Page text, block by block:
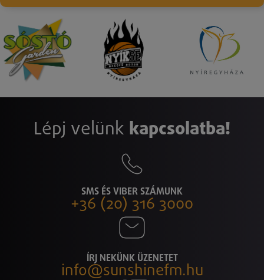
Lépj velünk kapcsolatba!
SMS ÉS VIBER SZÁMUNK
+36 (20) 316 3000
ÍRJ NEKÜNK ÜZENETET
info@sunshinefm.hu